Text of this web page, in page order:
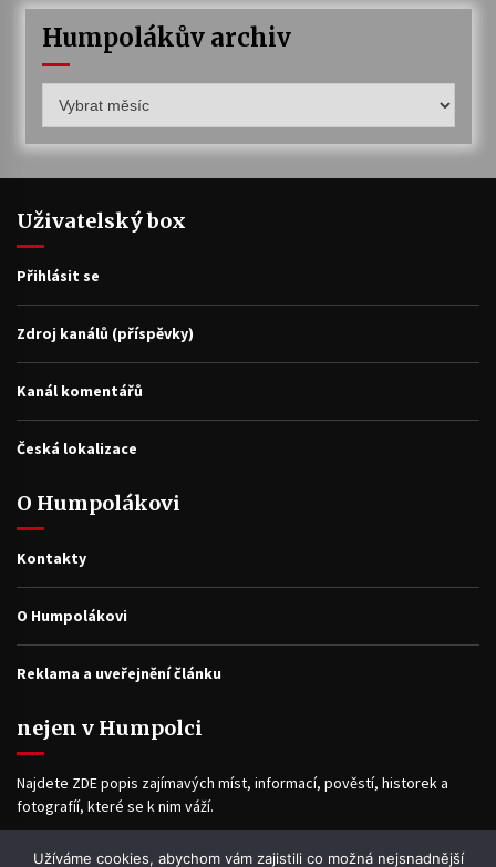
Humpolákův archiv
archiv
Uživatelský box
Přihlásit se
Zdroj kanálů (příspěvky)
Kanál komentářů
Česká lokalizace
O Humpolákovi
Kontakty
O Humpolákovi
Reklama a uveřejnění článku
nejen v Humpolci
Najdete ZDE popis zajímavých míst, informací, pověstí, historek a
fotografíí, které se k nim váží.
Užíváme cookies, abychom vám zajistili co možná nejsnadnější